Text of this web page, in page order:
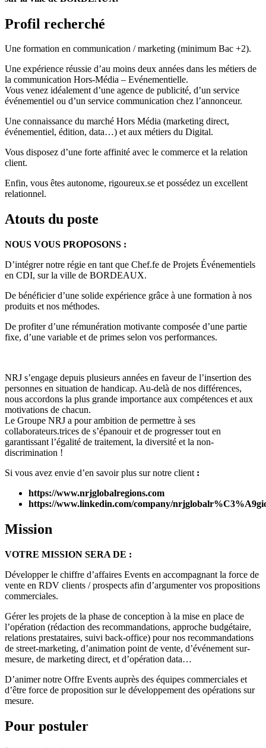
Profil recherché
Une formation en communication / marketing (minimum Bac +2).
Une expérience réussie d’au moins deux années dans les métiers de
la communication Hors-Média – Evénementielle.
Vous venez idéalement d’une agence de publicité, d’un service
événementiel ou d’un service communication chez l’annonceur.
Une connaissance du marché Hors Média (marketing direct,
événementiel, édition, data…) et aux métiers du Digital.
Vous disposez d’une forte affinité avec le commerce et la relation
client.
Enfin, vous êtes autonome, rigoureux.se et possédez un excellent
relationnel.
Atouts du poste
NOUS VOUS PROPOSONS :
D’intégrer notre régie en tant que Chef.fe de Projets Événementiels
en CDI, sur la ville de BORDEAUX.
De bénéficier d’une solide expérience grâce à une formation à nos
produits et nos méthodes.
De profiter d’une rémunération motivante composée d’une partie
fixe, d’une variable et de primes selon vos performances.
NRJ s’engage depuis plusieurs années en faveur de l’insertion des
personnes en situation de handicap. Au-delà de nos différences,
nous accordons la plus grande importance aux compétences et aux
motivations de chacun.
Le Groupe NRJ a pour ambition de permettre à ses
collaborateurs.trices de s’épanouir et de progresser tout en
garantissant l’égalité de traitement, la diversité et la non-
discrimination !
Si vous avez envie d’en savoir plus sur notre client :
https://www.nrjglobalregions.com
https://www.linkedin.com/company/
Mission
VOTRE MISSION SERA DE :
Développer le chiffre d’affaires Events en accompagnant la force de
vente en RDV clients / prospects afin d’argumenter vos propositions
commerciales.
Gérer les projets de la phase de conception à la mise en place de
l’opération (rédaction des recommandations, approche budgétaire,
relations prestataires, suivi back-office) pour nos recommandations
de street-marketing, d’animation point de vente, d’événement sur-
mesure, de marketing direct, et d’opération data…
D’animer notre Offre Events auprès des équipes commerciales et
d’être force de proposition sur le développement des opérations sur
mesure.
Pour postuler